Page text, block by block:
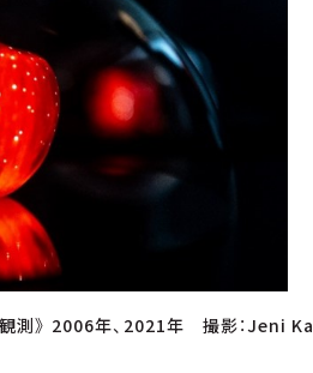
観測》 2006年、2021年 撮影：Jeni